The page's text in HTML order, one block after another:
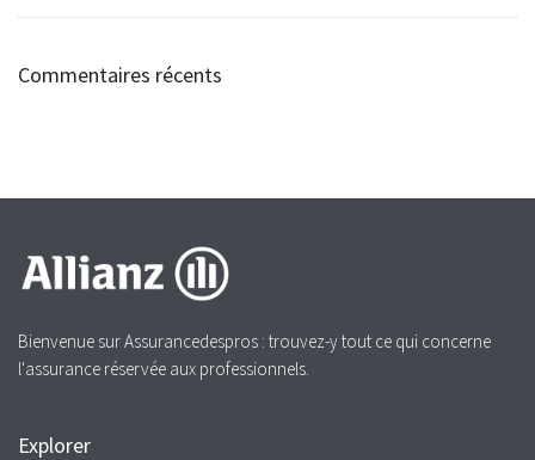
Commentaires récents
Bienvenue sur Assurancedespros : trouvez-y tout ce qui concerne
l'assurance réservée aux professionnels.
Explorer